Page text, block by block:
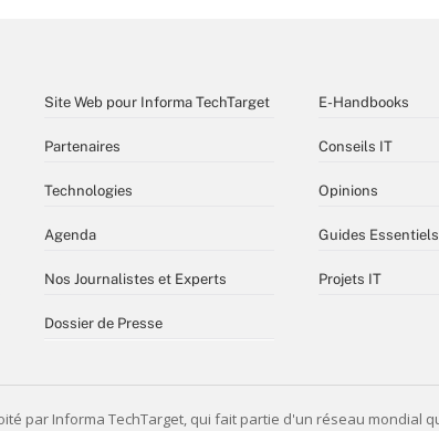
Site Web pour Informa TechTarget
Partenaires
Technologies
Agenda
Nos Journalistes et Experts
Dossier de Presse
E-Handbooks
Conseils IT
Opinions
Guides Essentiels
Projets IT